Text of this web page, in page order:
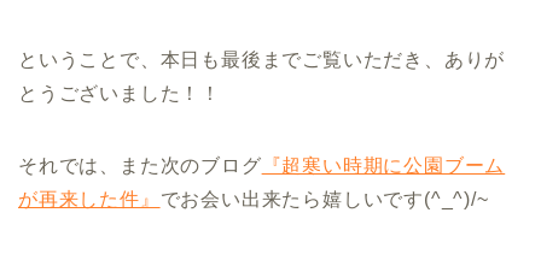
ということで、本日も最後までご覧いただき、ありが
とうございました！！
それでは、また次のブログ 『超寒い時期に公園ブーム
が再来した件』 でお会い出来たら嬉しいです(^_^)/~